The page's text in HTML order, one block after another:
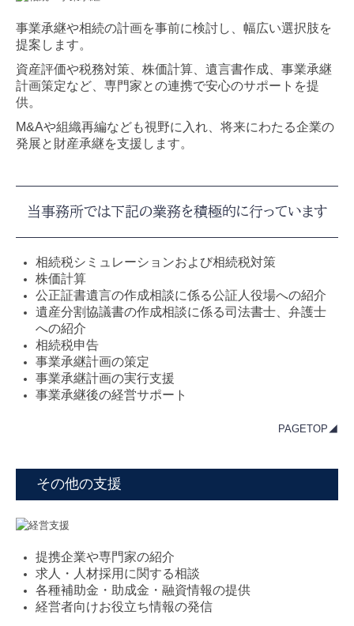
事業承継や相続の計画を事前に検討し、幅広い選択肢を
提案します。
資産評価や税務対策、株価計算、遺言書作成、事業承継
計画策定など、専門家との連携で安心のサポートを提
供。
M&Aや組織再編なども視野に入れ、将来にわたる企業の
発展と財産承継を支援します。
当事務所では下記の業務を積極的に行っています
相続税シミュレーションおよび相続税対策
株価計算
公正証書遺言の作成相談に係る公証人役場への紹介
遺産分割協議書の作成相談に係る司法書士、弁護士
への紹介
相続税申告
事業承継計画の策定
事業承継計画の実行支援
事業承継後の経営サポート
PAGETOP◢
その他の支援
提携企業や専門家の紹介
求人・人材採用に関する相談
各種補助金・助成金・融資情報の提供
経営者向けお役立ち情報の発信